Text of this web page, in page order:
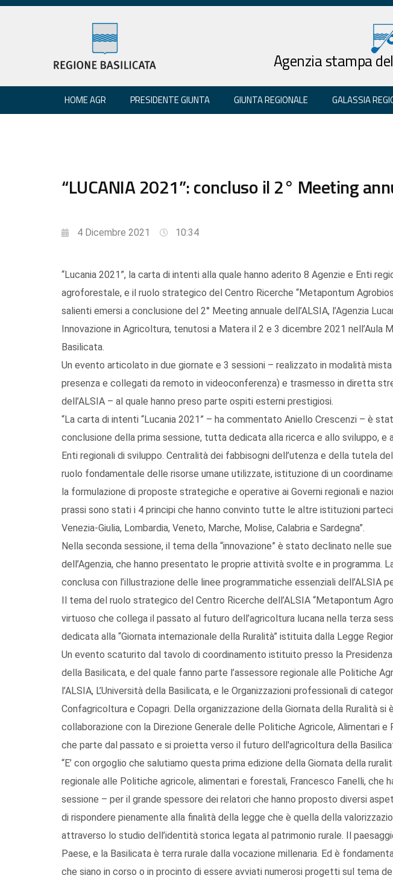
Agenzia stampa
HOME AGR PRESIDENTE GIUNTA GIUNTA REGIONALE GALASSIA
“LUCANIA 2021”: concluso il 2° Meeting
4 Dicembre 2021 10:34
“Lucania 2021”, la carta di intenti alla quale hanno aderito 8 Agenzie e Enti
agroforestale, e il ruolo strategico del Centro Ricerche “Metapontum
salienti emersi a conclusione del 2° Meeting annuale dell’ALSIA, l’Agenzia
Innovazione in Agricoltura, tenutosi a Matera il 2 e 3 dicembre 2021 nell’Aula
Basilicata.
Un evento articolato in due giornate e 3 sessioni – realizzato in modalità
presenza e collegati da remoto in videoconferenza) e trasmesso in diretta
dell’ALSIA – al quale hanno preso parte ospiti esterni prestigiosi.
“La carta di intenti “Lucania 2021” – ha commentato Aniello Crescenzi – è
conclusione della prima sessione, tutta dedicata alla ricerca e allo sviluppo, e
Enti regionali di sviluppo. Centralità dei fabbisogni dell’utenza e della tutela
ruolo fondamentale delle risorse umane utilizzate, istituzione di un
la formulazione di proposte strategiche e operative ai Governi regionali e
prassi sono stati i 4 principi che hanno convinto tutte le altre istituzioni
Venezia-Giulia, Lombardia, Veneto, Marche, Molise, Calabria e Sardegna”.
Nella seconda sessione, il tema della “innovazione” è stato declinato nelle
dell’Agenzia, che hanno presentato le proprie attività svolte e in programma.
conclusa con l’illustrazione delle linee programmatiche essenziali dell’ALSIA
Il tema del ruolo strategico del Centro Ricerche dell’ALSIA “Metapontum
virtuoso che collega il passato al futuro dell’agricoltura lucana nella terza
dedicata alla “Giornata internazionale della Ruralità” istituita dalla Legge
Un evento scaturito dal tavolo di coordinamento istituito presso la Presidenza
della Basilicata, e del quale fanno parte l’assessore regionale alle Politiche
l’ALSIA, L’Università della Basilicata, e le Organizzazioni professionali di
Confagricoltura e Copagri. Della organizzazione della Giornata della Ruralità si
collaborazione con la Direzione Generale delle Politiche Agricole, Alimentari
che parte dal passato e si proietta verso il futuro dell'agricoltura della
“E’ con orgoglio che salutiamo questa prima edizione della Giornata della
regionale alle Politiche agricole, alimentari e forestali, Francesco Fanelli, che
sessione – per il grande spessore dei relatori che hanno proposto diversi
di rispondere pienamente alla finalità della legge che è quella della
attraverso lo studio dell’identità storica legata al patrimonio rurale. Il
Paese, e la Basilicata è terra rurale dalla vocazione millenaria. Ed è
che siano in corso o in procinto di essere avviati numerosi progetti sul tema